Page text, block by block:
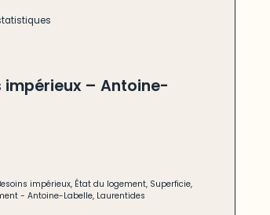
impérieux – Antoine-
impérieux, État du logement, Superficie,
- Antoine-Labelle, Laurentides